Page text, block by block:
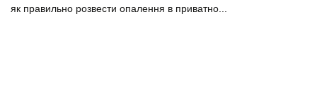
як правильно розвести опалення в приватно...